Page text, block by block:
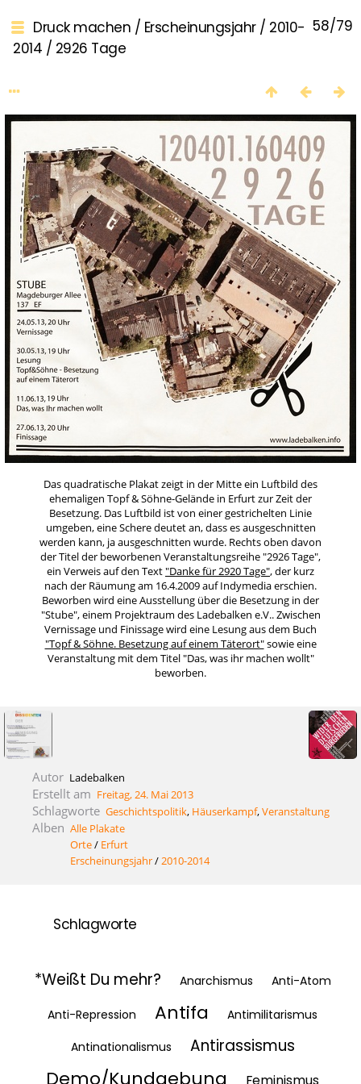
58/79
Druck machen / Erscheinungsjahr/ 2010-
2014 / 2926 Tage
Das quadratische Plakat zeigt in der Mitte ein Luftbild des
ehemaligen Topf & Söhne-Gelände in Erfurt zur Zeit der
Besetzung. Das Luftbild ist von einer gestrichelten Linie
umgeben, eine Schere deutet an, dass es ausgeschnitten
werden kann, ja ausgeschnitten wurde. Rechts oben davon
der Titel der beworbenen Veranstaltungsreihe "2926 Tage",
ein Verweis auf den Text"Danke für 2920 Tage", der kurz
nach der Räumung am 16.4.2009 auf Indymedia erschien.
Beworben wird eine Ausstellung über die Besetzung in der
"Stube", einem Projektraum des Ladebalken e.V.. Zwischen
Vernissage und Finissage wird eine Lesung aus dem Buch
"Topf & Söhne. Besetzung auf einem Täterort"sowie eine
Veranstaltung mit dem Titel "Das, was ihr machen wollt"
beworben.
Autor Ladebalken
Erstellt am Freitag, 24. Mai 2013
Schlagworte Geschichtspolitik, Häuserkampf,Veranstaltung
Alben Alle Plakate
Orte/ Erfurt
Erscheinungsjahr/2010-2014
Schlagworte
*Weißt Du mehr? Anarchismus Anti-Atom
Anti-Repression Antifa
Antimilitarismus
Antinationalismus
Antirassismus
Demo/Kundgebung Feminismus